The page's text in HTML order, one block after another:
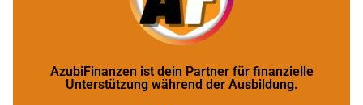
AzubiFinanzen ist dein Partner für finanzielle
Unterstützung während der Ausbildung.